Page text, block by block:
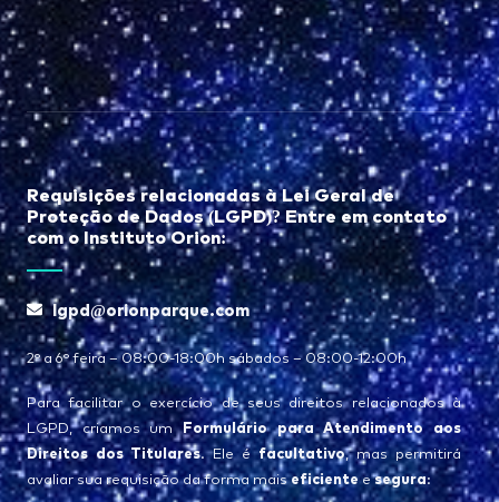
Requisições relacionadas à Lei Geral de
Proteção de Dados (LGPD)? Entre em contato
com o Instituto Orion:
lgpd@orionparque.com
2° a 6° feira – 08:00-18:00h sábados – 08:00-12:00h
Para facilitar o exercício de seus direitos relacionados à
LGPD, criamos umFormulário para Atendimento aos
Direitos dos Titulares. Ele éfacultativo, mas permitirá
avaliar sua requisição da forma maiseficienteesegura: